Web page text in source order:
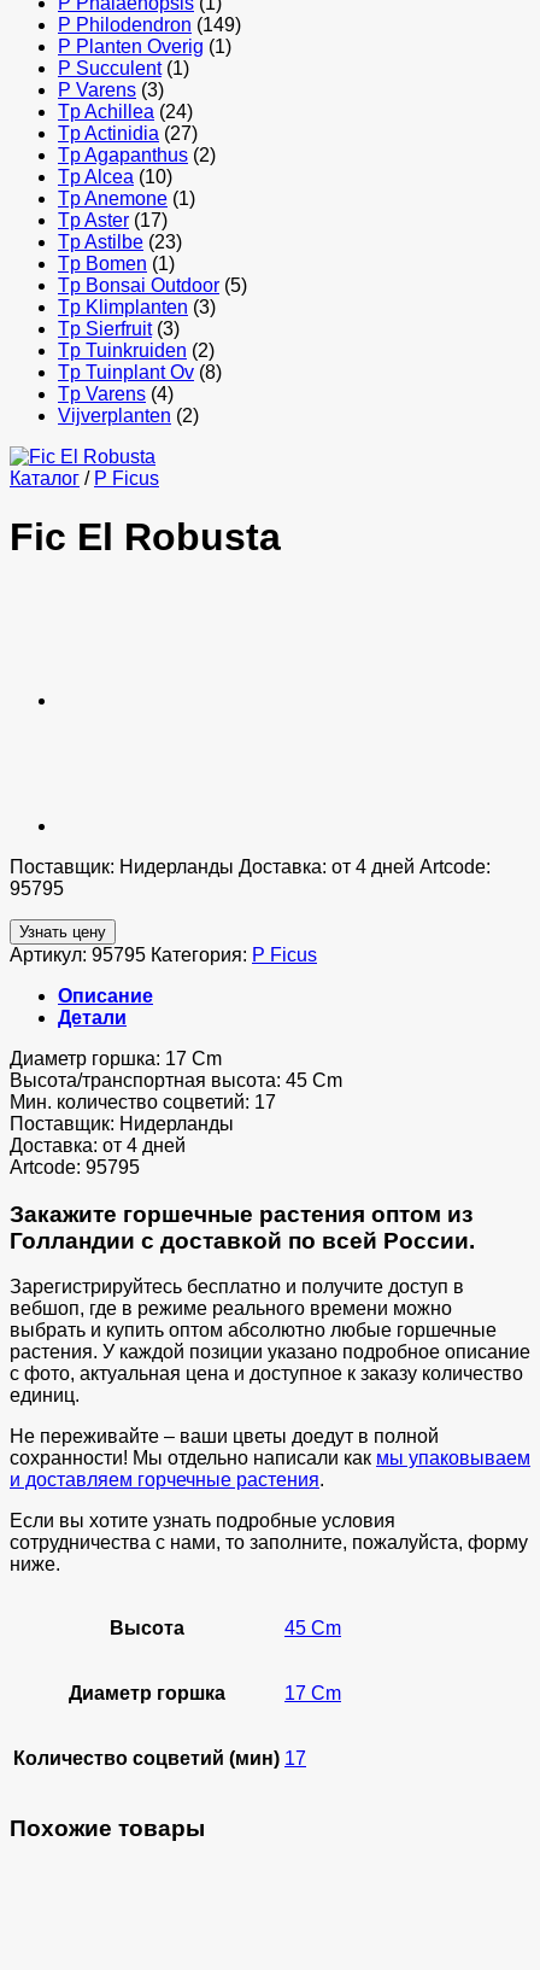
P Philodendron (149)
P Planten Overig (1)
P Succulent (1)
P Varens (3)
Tp Achillea (24)
Tp Actinidia (27)
Tp Agapanthus (2)
Tp Alcea (10)
Tp Anemone (1)
Tp Aster (17)
Tp Astilbe (23)
Tp Bomen (1)
Tp Bonsai Outdoor (5)
Tp Klimplanten (3)
Tp Sierfruit (3)
Tp Tuinkruiden (2)
Tp Tuinplant Ov (8)
Tp Varens (4)
Vijverplanten (2)
Каталог / P Ficus
Fic El Robusta
Поставщик: Нидерланды Доставка: от 4 дней Artcode:
95795
Узнать цену
Артикул: 95795 Категория: P Ficus
Описание
Детали
Диаметр горшка: 17 Cm
Высота/транспортная высота: 45 Cm
Мин. количество соцветий: 17
Поставщик: Нидерланды
Доставка: от 4 дней
Artcode: 95795
Закажите горшечные растения оптом из
Голландии с доставкой по всей России.
Зарегистрируйтесь бесплатно и получите доступ в
вебшоп, где в режиме реального времени можно
выбрать и купить оптом абсолютно любые горшечные
растения. У каждой позиции указано подробное описание
с фото, актуальная цена и доступное к заказу количество
единиц.
Не переживайте – ваши цветы доедут в полной
сохранности! Мы отдельно написали как мы упаковываем
и доставляем горчечные растения.
Если вы хотите узнать подробные условия
сотрудничества с нами, то заполните, пожалуйста, форму
ниже.
Высота 45 Cm
Диаметр горшка 17 Cm
Количество соцветий (мин) 17
Похожие товары